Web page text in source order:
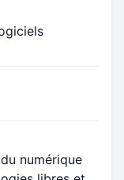
numérique